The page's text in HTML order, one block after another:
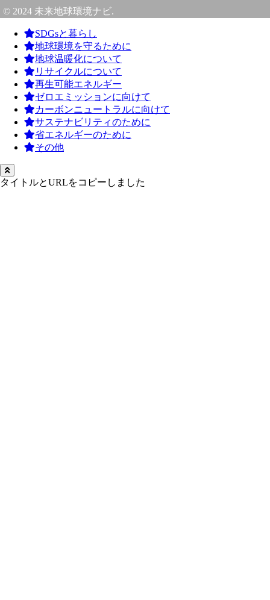
© 2024 未来地球環境ナビ.
SDGsと暮らし
地球環境を守るために
地球温暖化について
リサイクルについて
再生可能エネルギー
ゼロエミッションに向けて
カーボンニュートラルに向けて
サステナビリティのために
省エネルギーのために
その他
タイトルとURLをコピーしました